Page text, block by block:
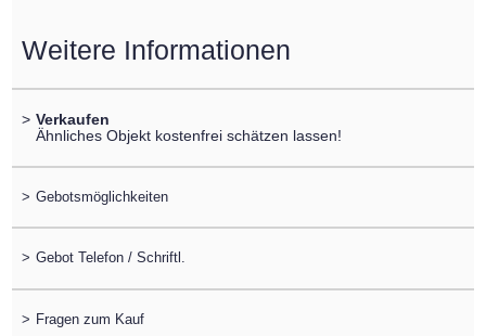
Weitere Informationen
> Verkaufen
Ähnliches Objekt kostenfrei schätzen lassen!
> Gebotsmöglichkeiten
> Gebot Telefon / Schriftl.
> Fragen zum Kauf